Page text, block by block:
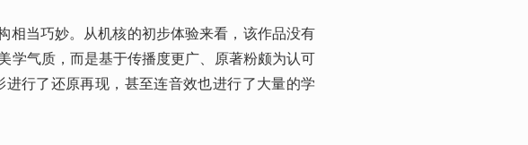
相当巧妙。从机核的初步体验来看，该作品没有
学气质，而是基于传播度更广、原著粉颇为认可
行了还原再现，甚至连音效也进行了大量的学